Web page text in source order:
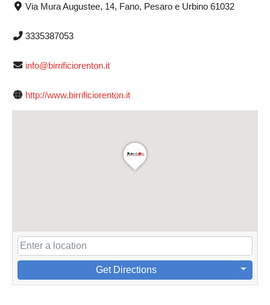
Via Mura Augustee, 14, Fano, Pesaro e Urbino 61032
3335387053
info@birrificiorenton.it
http://www.birrificiorenton.it
Get Directions